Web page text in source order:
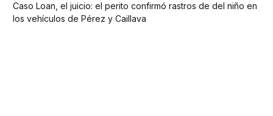
Caso Loan, el juicio: el perito confirmó rastros de del niño en
los vehículos de Pérez y Caillava